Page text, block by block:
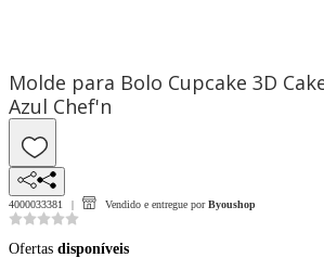
Molde para Bolo Cupcake 3D
Azul Chef'n
4000033381 Vendido e entregue por Byoushop
Ofertas disponíveis